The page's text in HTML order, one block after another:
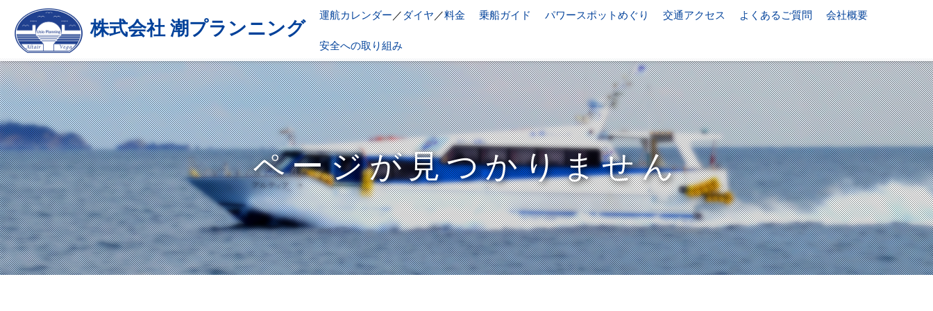
株式会社 潮プランニング
運航カレンダー ／ ダイヤ ／料金 乗船ガイド パワースポットめぐり 交通アクセス よくあるご質問 会社概要
安全への取り組み
ページが見つかりません